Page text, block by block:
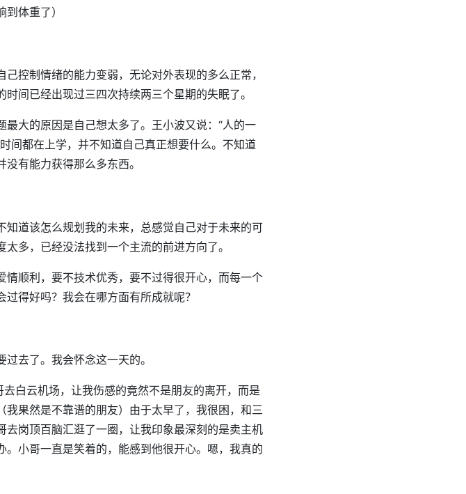
体重了）
控制情绪的能力变弱，无论对外表现的多么正常，
间已经出现过三四次持续两三个星期的失眠了。
大的原因是自己想太多了。王小波又说：“人的一
间都在上学，并不知道自己真正想要什么。不知道
有能力获得那么多东西。
道该怎么规划我的未来，总感觉自己对于未来的可
多，已经没法找到一个主流的前进方向了。
顺利，要不技术优秀，要不过得很开心，而每一个
得好吗？我会在哪方面有所成就呢？
去了。我会怀念这一天的。
白云机场，让我伤感的竟然不是朋友的离开，而是
果然是不靠谱的朋友）由于太早了，我很困，和三
岗顶百脑汇逛了一圈，让我印象最深刻的是卖主机
小哥一直是笑着的，能感到他很开心。嗯，我真的